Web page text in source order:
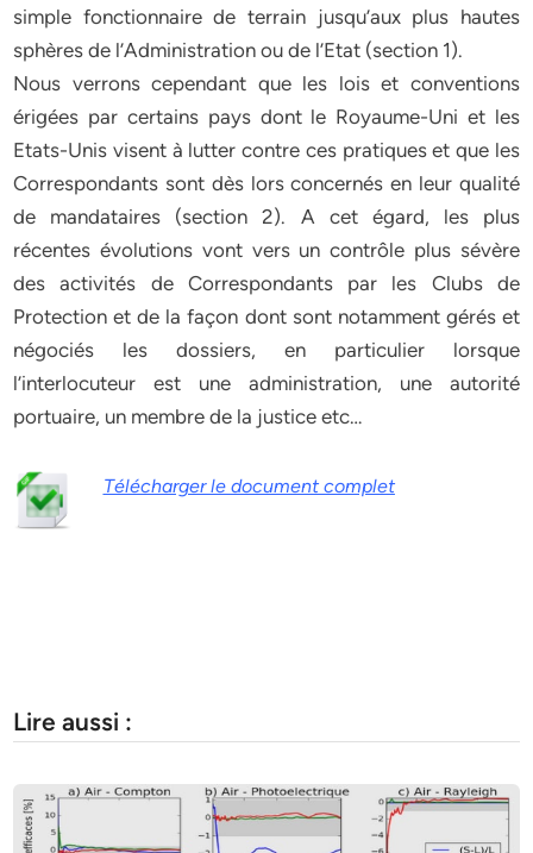
simple fonctionnaire de terrain jusqu’aux plus hautes
sphères de l’Administration ou de l’Etat (section 1).
Nous verrons cependant que les lois et conventions
érigées par certains pays dont le Royaume-Uni et les
Etats-Unis visent à lutter contre ces pratiques et que les
Correspondants sont dès lors concernés en leur qualité
de mandataires (section 2). A cet égard, les plus
récentes évolutions vont vers un contrôle plus sévère
des activités de Correspondants par les Clubs de
Protection et de la façon dont sont notamment gérés et
négociés les dossiers, en particulier lorsque
l’interlocuteur est une administration, une autorité
portuaire, un membre de la justice etc…
Télécharger le document complet
Lire aussi :